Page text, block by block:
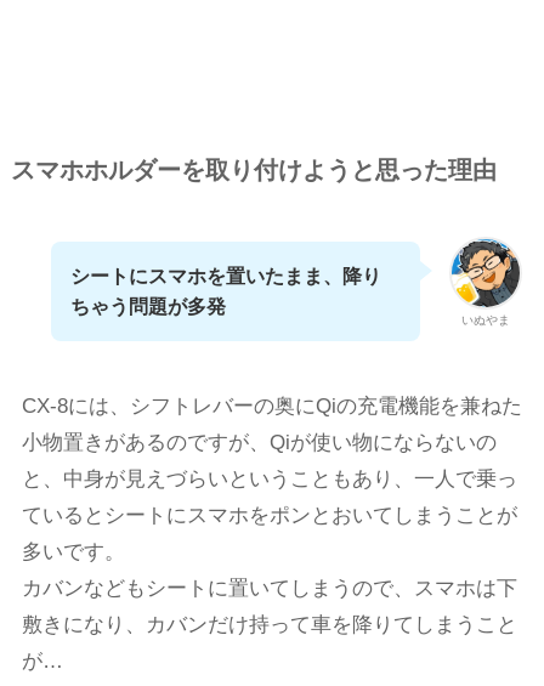
スマホホルダーを取り付けようと思った理由
いぬやま
シートにスマホを置いたまま、降り
ちゃう問題が多発
CX-8には、シフトレバーの奥にQiの充電機能を兼ねた
小物置きがあるのですが、Qiが使い物にならないの
と、中身が見えづらいということもあり、一人で乗っ
ているとシートにスマホをポンとおいてしまうことが
多いです。
カバンなどもシートに置いてしまうので、スマホは下
敷きになり、カバンだけ持って車を降りてしまうこと
が…